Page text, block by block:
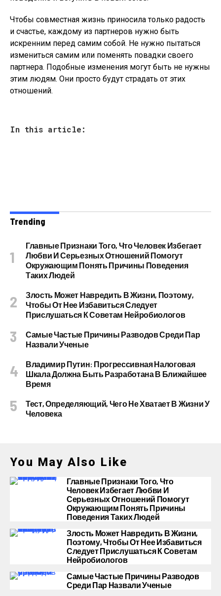
Чтобы совместная жизнь приносила только радость
и счастье, каждому из партнеров нужно быть
искренним перед самим собой. Не нужно пытаться
измениться самим или поменять повадки своего
партнера. Подобные изменения могут быть не нужны
этим людям. Они просто будут страдать от этих
отношений.
In this article:
Trending
Главные Признаки Того, Что Человек Избегает
Любви И Серьезных Отношений Помогут
Окружающим Понять Причины Поведения
Таких Людей
Злость Может Навредить В Жизни, Поэтому,
Чтобы От Нее Избавиться Следует
Прислушаться К Советам Нейробиологов
Самые Частые Причины Разводов Среди Пар
Назвали Ученые
Владимир Путин: Прогрессивная Налоговая
Шкала Должна Быть Разработана В Ближайшее
Время
Тест, Определяющий, Чего Не Хватает В Жизни У
Человека
You May Also Like
Главные Признаки Того, Что
Человек Избегает Любви И
Серьезных Отношений Помогут
Окружающим Понять Причины
Поведения Таких Людей
Злость Может Навредить В Жизни,
Поэтому, Чтобы От Нее Избавиться
Следует Прислушаться К Советам
Нейробиологов
Самые Частые Причины Разводов
Среди Пар Назвали Ученые